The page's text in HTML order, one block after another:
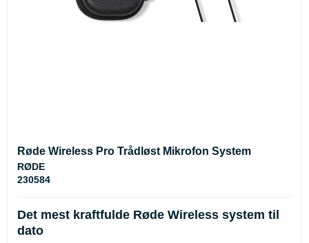
Røde Wireless Pro Trådløst Mikrofon System
RØDE
230584
Det mest kraftfulde Røde Wireless system til
dato